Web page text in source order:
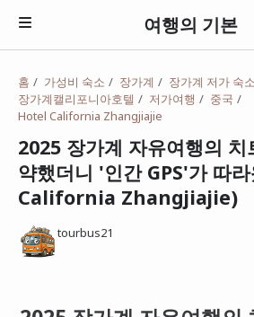
여행의 기본
홈 가성비 숙소 장가계 장가계 저가 숙소
장가계캘리포니아호텔
저가여행
중국
Hotel California Zhangjiajie
2025 장가계 자유여행의 치
약했더니 '인간 GPS'가 따
California Zhangjiajie)
tourbus21